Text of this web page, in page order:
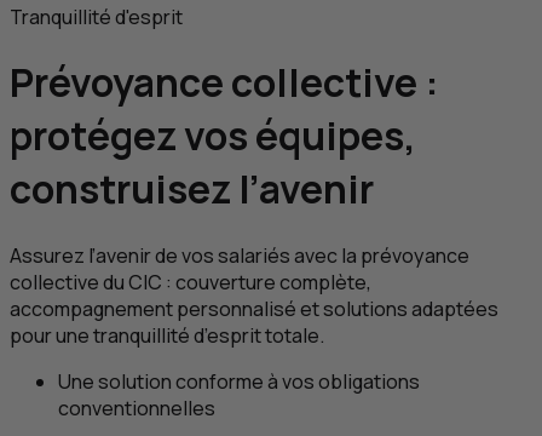
Tranquillité d'esprit
Prévoyance collective :
protégez vos équipes,
construisez l’avenir
Assurez l’avenir de vos salariés avec la prévoyance
collective duCIC : couverture complète,
accompagnement personnalisé et solutions adaptées
pour une tranquillité d’esprit totale.
Une solution conforme à vos obligations
conventionnelles